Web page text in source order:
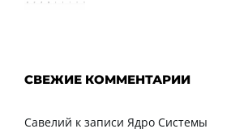
СВЕЖИЕ КОММЕНТАРИИ
Савелий к записи Ядро Системы